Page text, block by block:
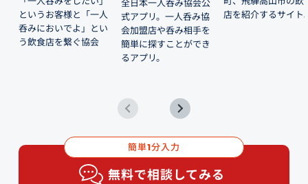
というお客様と「一人
呑みにおいでよ」とい
う飲食店を繋ぐ協会
全日本一人呑み協会公
式アプリ。一人呑み協
会加盟店や呑み相手を
簡単に探すことができ
るアプリ。
店を紹介するサイト
簡単1分入力
無料で相談してみる